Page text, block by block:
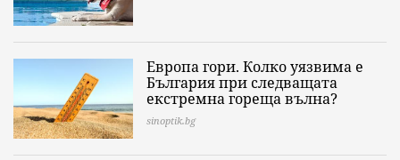
Европа гори. Колко уязвима е
България при следващата
екстремна гореща вълна?
sinoptik.bg